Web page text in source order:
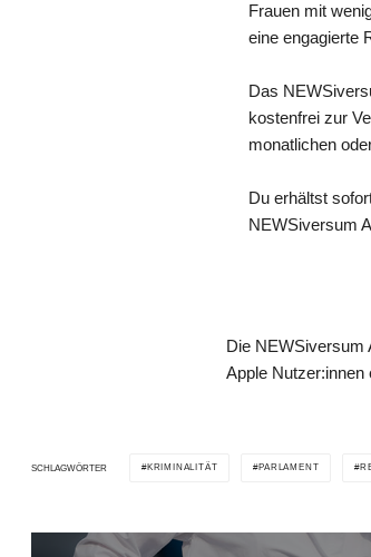
Frauen mit
eine engagierte
Das
kostenfrei zur
monatlichen
Du erhältst
NEWSiversum
Die NEWSiversum
Apple Nutzer:innen
SCHLAGWÖRTER KRIMINALITÄT PARLAMENT